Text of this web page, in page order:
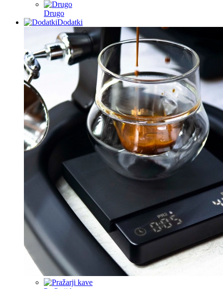
Drugo
Dodatki